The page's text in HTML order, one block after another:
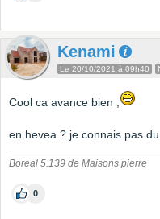
Kenami
Le 20/10/2021 à 09h40
Cool ca avance bien ,
en hevea ? je connais pas
Boreal 5.139 de Maisons pierre
0